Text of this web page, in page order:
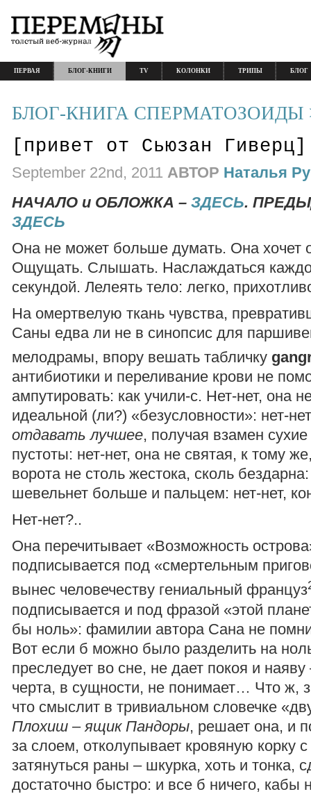
ПЕРВАЯ БЛОГ-КНИГИ TV КОЛОНКИ ТРИПЫ БЛОГ
БЛОГ-КНИГА СПЕРМАТОЗОИДЫ
[привет от Сьюзан Гиверц]
September 22nd, 2011 АВТОР Наталья
НАЧАЛО и ОБЛОЖКА – ЗДЕСЬ.
ЗДЕСЬ
Она не может больше думать. Она хочет
Ощущать. Слышать. Наслаждаться
секундой. Лелеять тело: легко,
На омертвелую ткань чувства,
Саны едва ли не в синопсис для
мелодрамы, впору вешать табличку
антибиотики и переливание крови не
ампутировать: как учили-с. Нет-нет, она
идеальной (ли?) «безусловности»: нет-
отдавать лучшее, получая взамен
пустоты: нет-нет, она не святая, к тому
ворота не столь жестока, сколь
шевельнет больше и пальцем: нет-нет,
Нет-нет?..
Она перечитывает «Возможность
подписывается под «смертельным
вынес человечеству гениальный француз
подписывается и под фразой «этой
бы ноль»: фамилии автора Сана не
Вот если б можно было разделить на
преследует во сне, не дает покоя и
черта, в сущности, не понимает… Что ж,
что смыслит в тривиальном словечке
Плохиш – ящик Пандоры, решает она, и
за слоем, отколупывает кровяную корку
затянуться раны – шкурка, хоть и тонка,
достаточно быстро: и все б ничего, кабы